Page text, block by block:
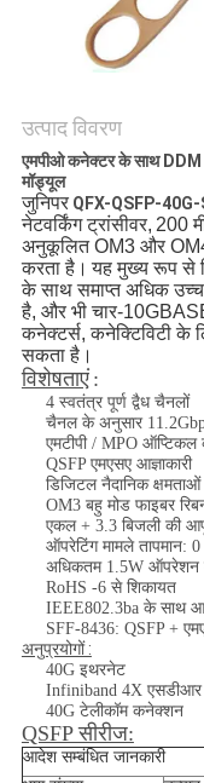
गोपनीयता
उत्पाद विवरण
एमपीओ कनेक्टर के साथ DDM
मॉड्यूल
जुनिपर QFX-QSFP-40G-
नेटवर्किंगट्रांसीवर, 200
अनुकूलित OM3 और OM4
करता है। यह मुख्य रूप से
के साथ समाप्त अधिक
है, और भी चार-
कनेक्टर्स, कनेक्टिविटी के
सकता है।
विशेषताएं :
4 स्वतंत्र पूर्ण द्वैध चैनलों
चैनल के अनुसार
एमटीपी / MPO
QSFP एमएसए आज्ञाकारी
डिजिटल नैदानिक क्षमताओं
OM3 बहु मोड फाइबर
एकल + 3.3 बिजली की
ऑपरेटिंग मामले तापमान:
अधिकतम 1.5W ऑपरेशन
RoHS -6 से शिकायत
IEEE802.3ba के साथ
SFF-8436: QSFP +
अनुप्रयोगों :
40G इथरनेट
Infiniband 4X एसडीआर
40G टेलीकॉम कनेक्शन
QSFP सीरीज:
आदेश सम्बंधित जानकारी